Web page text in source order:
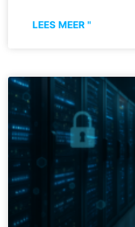
LEES MEER "